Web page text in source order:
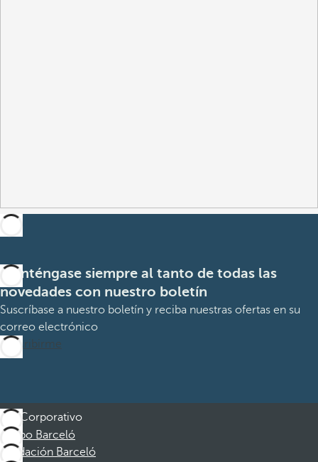
Manténgase siempre al tanto de todas las
novedades con nuestro boletín
Suscríbase a nuestro boletín y reciba nuestras ofertas en su
correo electrónico
Suscribirme
Corporativo
Grupo Barceló
Fundación Barceló